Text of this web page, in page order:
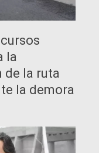
la
de la ruta
la demora